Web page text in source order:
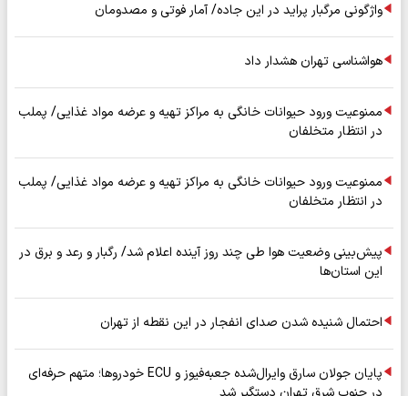
واژگونی مرگبار پراید در این جاده/ آمار فوتی و مصدومان
هواشناسی تهران هشدار داد
ممنوعیت ورود حیوانات خانگی به مراکز تهیه و عرضه مواد غذایی/ پملب
در انتظار متخلفان
ممنوعیت ورود حیوانات خانگی به مراکز تهیه و عرضه مواد غذایی/ پملب
در انتظار متخلفان
پیش‌بینی وضعیت هوا طی چند روز آینده اعلام شد/ رگبار و رعد و برق در
این استان‌ها
احتمال شنیده شدن صدای انفجار در این نقطه از تهران
پایان جولان سارق وایرال‌شده جعبه‌فیوز و ECU خودروها؛ متهم حرفه‌ای